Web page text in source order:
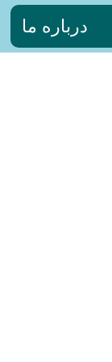
درباره ما